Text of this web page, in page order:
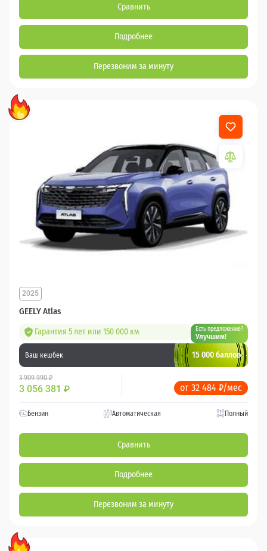
Сравнить
Подробнее
Перезвоним за минуту
GEELY Atlas
2025
Гарантия 5 лет или 150 000 км Есть предложение?
Улучшим!
Ваш кешбек 15 000 баллов
3 909 990 ₽
3 056 381 ₽ от 32 484 ₽/мес
Бензин Автоматическая Полный
Сравнить
Подробнее
Перезвоним за минуту